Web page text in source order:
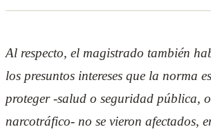
Al respecto, el magistrado también
los presuntos intereses que la norma
proteger -salud o seguridad pública,
narcotráfico- no se vieron afectados,